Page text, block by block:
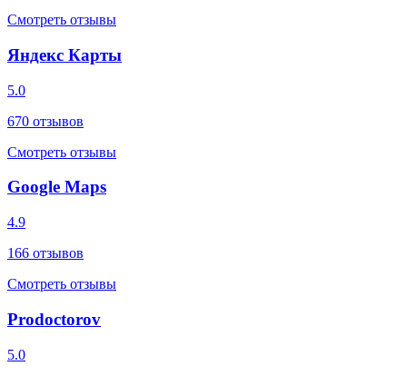
Смотреть отзывы
Яндекс Карты
5.0
670 отзывов
Смотреть отзывы
Google Maps
4.9
166 отзывов
Смотреть отзывы
Prodoctorov
5.0